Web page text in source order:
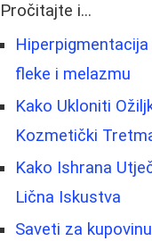
Pročitajte i...
fleke i melazmu
Kako Ukloniti
Kozmetički
Kako Ishrana
Lična Iskustva
Saveti za